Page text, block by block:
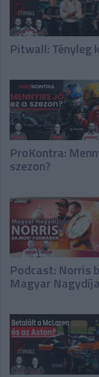
Pitwall: Tényleg
ProKontra:
szezon?
Podcast: Norris
Magyar